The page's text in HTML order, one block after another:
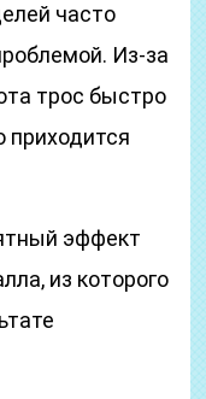
часто
Из-за
трос быстро
приходится
эффект
из которого